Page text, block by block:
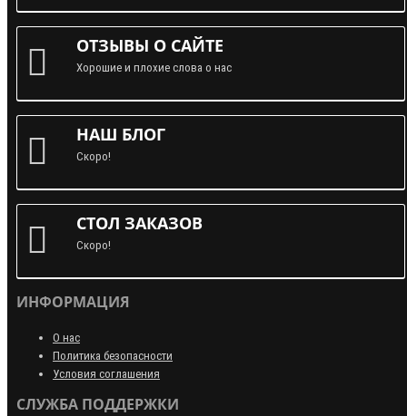
ОТЗЫВЫ О САЙТЕ
Хорошие и плохие слова о нас
НАШ БЛОГ
Скоро!
СТОЛ ЗАКАЗОВ
Скоро!
ИНФОРМАЦИЯ
О нас
Политика безопасности
Условия соглашения
СЛУЖБА ПОДДЕРЖКИ